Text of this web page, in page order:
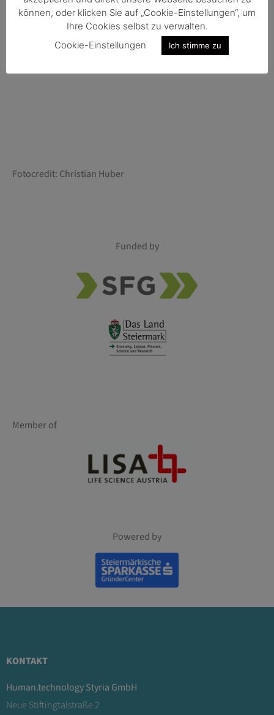
Fotocredit: Christian Huber
Funded by
Member of
Powered by
KONTAKT
Human.technology Styria GmbH
Neue Stiftingtalstraße 2
können, oder klicken Sie auf „Cookie-Einstellungen“, um
Ihre Cookies selbst zu verwalten.
Cookie-Einstellungen
Ich stimme zu